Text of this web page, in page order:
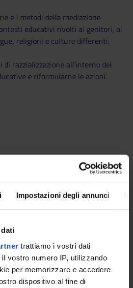
Impostazioni degli annunci
trattiamo i vostri dati
vostro numero IP, utilizzando
per memorizzare e accedere
dispositivo al fine di
e i metodi della mediazione
educativi rivolti ai genitori, ai
religioni e culture differenti.
di razzializzazione all’interno dei
e riformularne le azioni.
della pedagogia decoloniale.
teorie e metodi.
lingua dei servizi. Nelle realtà dei
si analizzeranno situazioni
i bambini, gli educatori e i loro
paese che ‘straniero’. Verranno